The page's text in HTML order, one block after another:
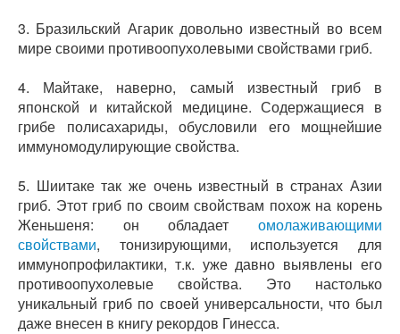
3. Бразильский Агарик довольно известный во всем
мире своими противоопухолевыми свойствами гриб.
4. Майтаке, наверно, самый известный гриб в
японской и китайской медицине. Содержащиеся в
грибе полисахариды, обусловили его мощнейшие
иммуномодулирующие свойства.
5. Шиитаке так же очень известный в странах Азии
гриб. Этот гриб по своим свойствам похож на корень
Женьшеня: он обладает омолаживающими
свойствами, тонизирующими, используется для
иммунопрофилактики, т.к. уже давно выявлены его
противоопухолевые свойства. Это настолько
уникальный гриб по своей универсальности, что был
даже внесен в книгу рекордов Гинесса.